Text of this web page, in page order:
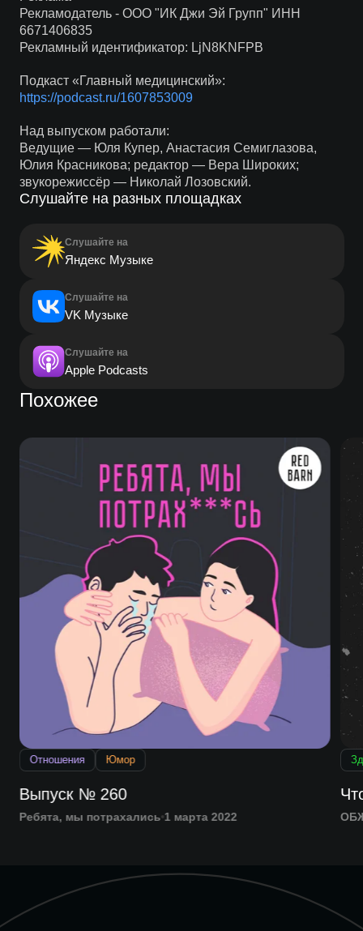
Рекламодатель - ООО "ИК Джи Эй Групп" ИНН
6671406835
Рекламный идентификатор: LjN8KNFPB
Подкаст «Главный медицинский»:
https://podcast.ru/1607853009
Над выпуском работали:
Ведущие — Юля Купер, Анастасия Семиглазова,
Юлия Красникова; редактор — Вера Широких;
звукорежиссёр — Николай Лозовский.
Слушайте на разных площадках
Слушайте на
Яндекс Музыке
Слушайте на
VK Музыке
Слушайте на
Apple Podcasts
Похожее
Отношения Юмор
Выпуск № 260
Ребята, мы потрахались 1 марта 2022